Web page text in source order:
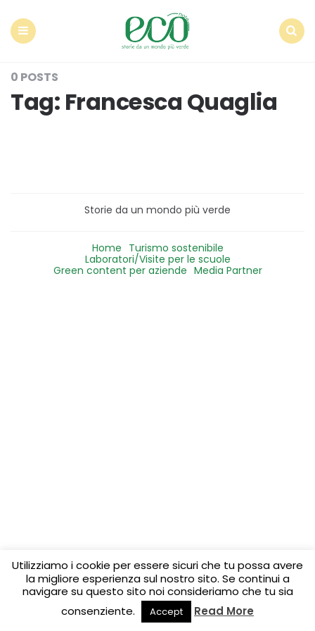
0 POSTS
Tag: Francesca Quaglia
Storie da un mondo più verde
Home Turismo sostenibile
Laboratori/Visite per le scuole
Green content per aziende Media Partner
Utilizziamo i cookie per essere sicuri che tu possa avere
la migliore esperienza sul nostro sito. Se continui a
navigare su questo sito noi consideriamo che tu sia
consenziente.
Accept Read More